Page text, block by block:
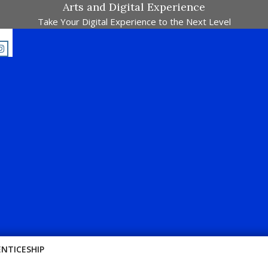
Arts and Digital Experience
Take Your Digital Experience to the Next Level
Pertandingan Dalam Satu Laman. Pick Your Passion !!